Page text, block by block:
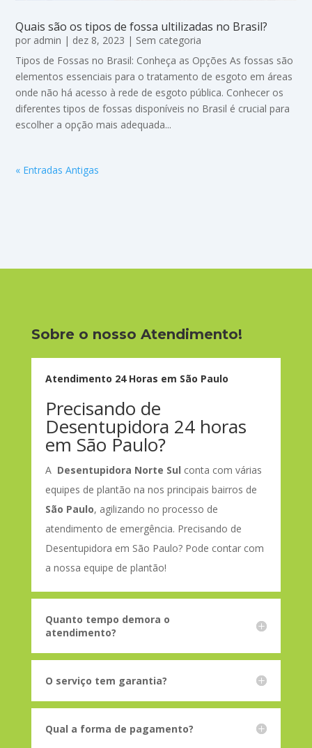
Quais são os tipos de fossa ultilizadas no Brasil?
por admin | dez 8, 2023 | Sem categoria
Tipos de Fossas no Brasil: Conheça as Opções As fossas são
elementos essenciais para o tratamento de esgoto em áreas
onde não há acesso à rede de esgoto pública. Conhecer os
diferentes tipos de fossas disponíveis no Brasil é crucial para
escolher a opção mais adequada...
« Entradas Antigas
Sobre o nosso Atendimento!
Atendimento 24 Horas em São Paulo
Precisando de
Desentupidora 24 horas
em São Paulo?
A Desentupidora Norte Sul conta com várias
equipes de plantão na nos principais bairros de
São Paulo, agilizando no processo de
atendimento de emergência. Precisando de
Desentupidora em São Paulo? Pode contar com
a nossa equipe de plantão!
Quanto tempo demora o
atendimento?
O serviço tem garantia?
Qual a forma de pagamento?